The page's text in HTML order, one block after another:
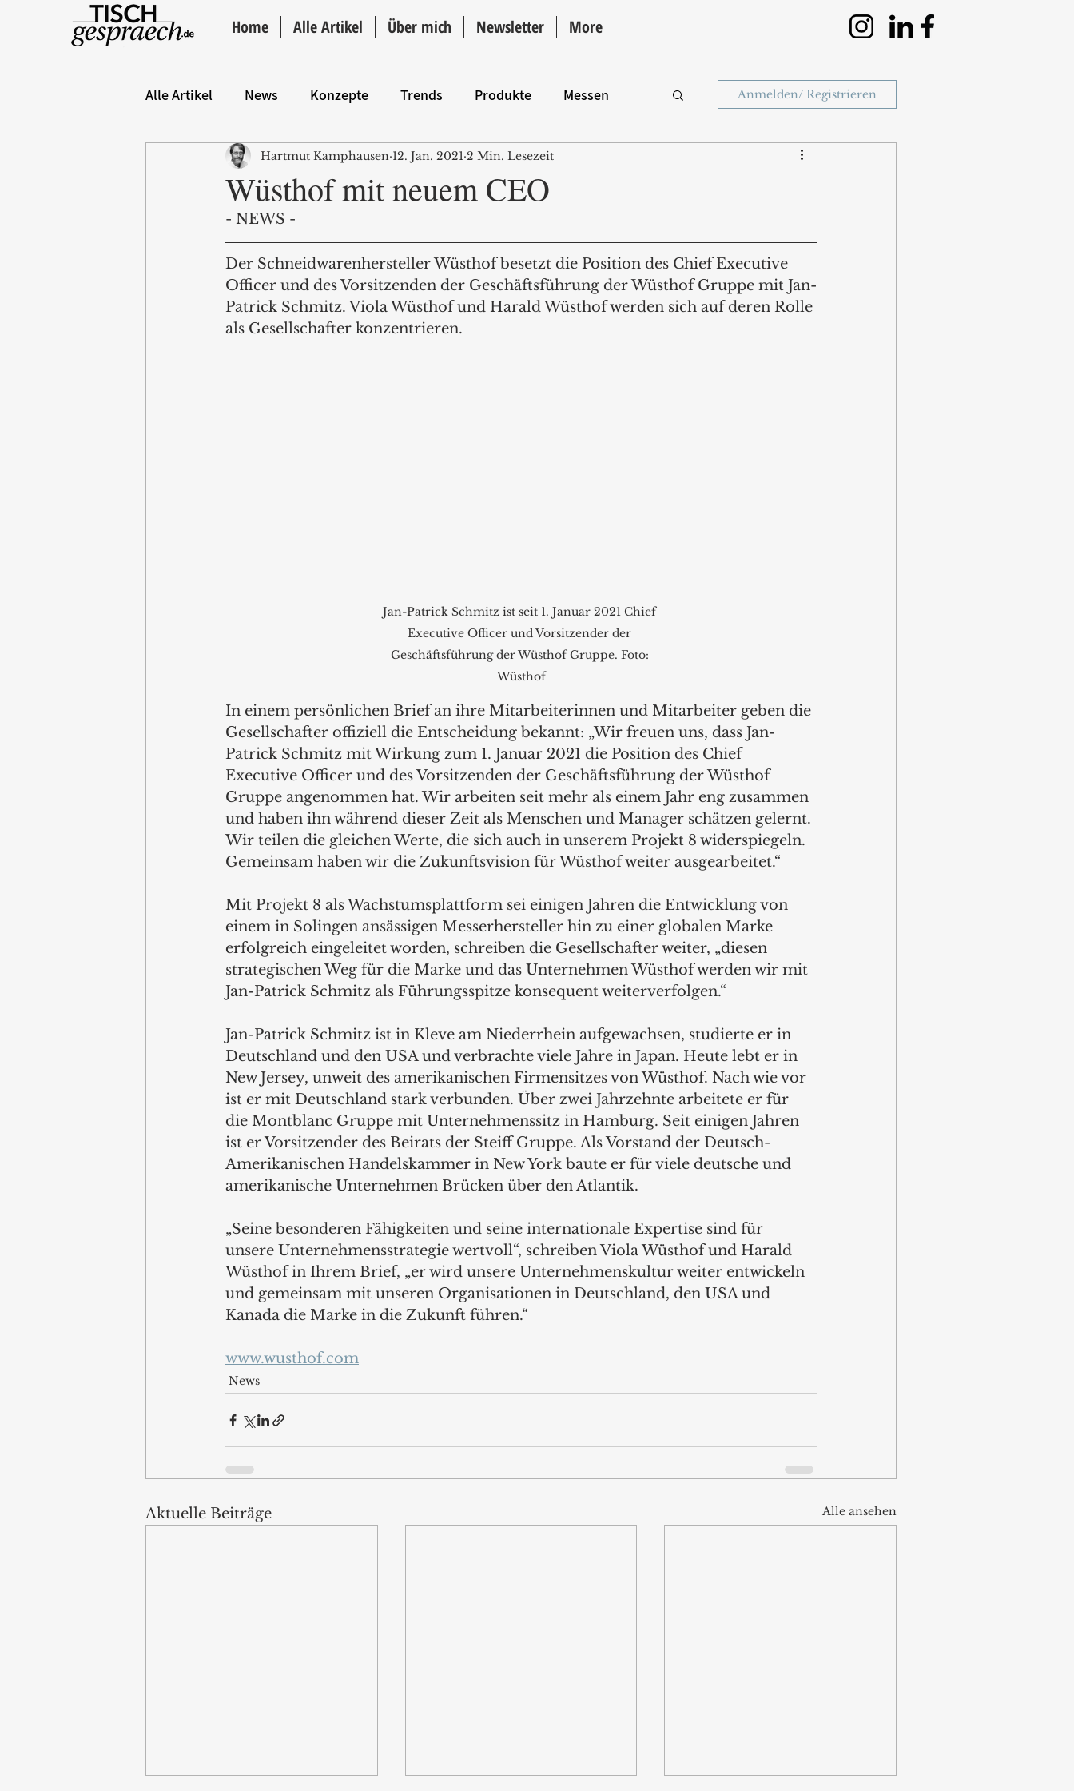
Home Alle Artikel Über mich Newsletter More
Alle Artikel News Konzepte Trends Produkte Messen
Hintergrund ANZEIGE Intro
Anmelden/ Registrieren
Wüsthof mit neuem CEO
Hartmut Kamphausen 12. Jan. 2021 2 Min. Lesezeit
- NEWS -
Der Schneidwarenhersteller Wüsthof besetzt die Position des Chief Executive
Officer und des Vorsitzenden der Geschäftsführung der Wüsthof Gruppe mit Jan-
Patrick Schmitz. Viola Wüsthof und Harald Wüsthof werden sich auf deren Rolle
als Gesellschafter konzentrieren.
Jan-Patrick Schmitz ist seit 1. Januar 2021 Chief
Executive Officer und Vorsitzender der
Geschäftsführung der Wüsthof Gruppe. Foto:
Wüsthof
In einem persönlichen Brief an ihre Mitarbeiterinnen und Mitarbeiter geben die
Gesellschafter offiziell die Entscheidung bekannt: „Wir freuen uns, dass Jan-
Patrick Schmitz mit Wirkung zum 1. Januar 2021 die Position des Chief
Executive Officer und des Vorsitzenden der Geschäftsführung der Wüsthof
Gruppe angenommen hat. Wir arbeiten seit mehr als einem Jahr eng zusammen
und haben ihn während dieser Zeit als Menschen und Manager schätzen gelernt.
Wir teilen die gleichen Werte, die sich auch in unserem Projekt 8 widerspiegeln.
Gemeinsam haben wir die Zukunftsvision für Wüsthof weiter ausgearbeitet.“
Mit Projekt 8 als Wachstumsplattform sei einigen Jahren die Entwicklung von
einem in Solingen ansässigen Messerhersteller hin zu einer globalen Marke
erfolgreich eingeleitet worden, schreiben die Gesellschafter weiter, „diesen
strategischen Weg für die Marke und das Unternehmen Wüsthof werden wir mit
Jan-Patrick Schmitz als Führungsspitze konsequent weiterverfolgen.“
Jan-Patrick Schmitz ist in Kleve am Niederrhein aufgewachsen, studierte er in
Deutschland und den USA und verbrachte viele Jahre in Japan. Heute lebt er in
New Jersey, unweit des amerikanischen Firmensitzes von Wüsthof. Nach wie vor
ist er mit Deutschland stark verbunden. Über zwei Jahrzehnte arbeitete er für
die Montblanc Gruppe mit Unternehmenssitz in Hamburg. Seit einigen Jahren
ist er Vorsitzender des Beirats der Steiff Gruppe. Als Vorstand der Deutsch-
Amerikanischen Handelskammer in New York baute er für viele deutsche und
amerikanische Unternehmen Brücken über den Atlantik.
„Seine besonderen Fähigkeiten und seine internationale Expertise sind für
unsere Unternehmensstrategie wertvoll“, schreiben Viola Wüsthof und Harald
Wüsthof in Ihrem Brief, „er wird unsere Unternehmenskultur weiter entwickeln
und gemeinsam mit unseren Organisationen in Deutschland, den USA und
Kanada die Marke in die Zukunft führen.“
www.wusthof.com
News
Aktuelle Beiträge Alle ansehen